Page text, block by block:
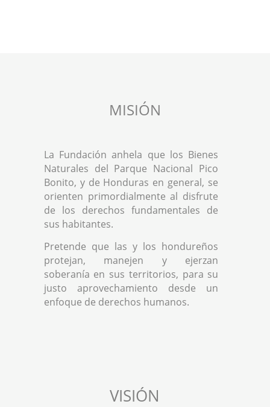
MISIÓN
La Fundación anhela que los Bienes
Naturales del Parque Nacional Pico
Bonito, y de Honduras en general, se
orienten primordialmente al disfrute
de los derechos fundamentales de
sus habitantes.
Pretende que las y los hondureños
protejan, manejen y ejerzan
soberanía en sus territorios, para su
justo aprovechamiento desde un
enfoque de derechos humanos.
VISIÓN